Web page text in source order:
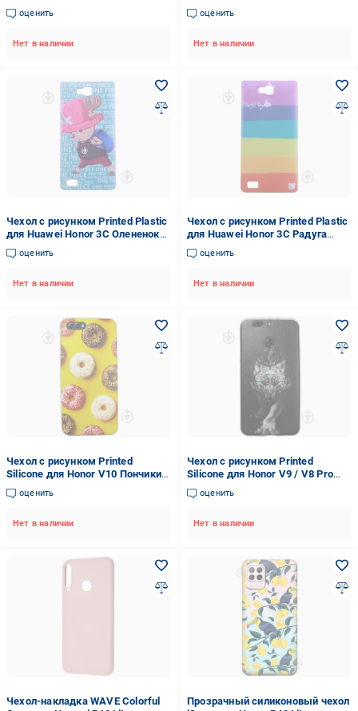
рисунком - Готический череп
(M1551)
оценить
Нет в наличии
(hub_fQvo65643)
оценить
Нет в наличии
Чехол с рисунком Printed Plastic
для Huawei Honor 3C Олененок
(hub_bfAj97070)
оценить
Нет в наличии
Чехол с рисунком Printed Plastic
для Huawei Honor 3C Радуга
(hub_JUUS37468)
оценить
Нет в наличии
Чехол с рисунком Printed
Silicone для Honor V10 Пончики
(hub_AxCW66155)
оценить
Нет в наличии
Чехол с рисунком Printed
Silicone для Honor V9 / V8 Pro
Волк (hub_gsHZ71623)
оценить
Нет в наличии
Чехол-накладка WAVE Colorful
Прозрачный силиконовый чехол